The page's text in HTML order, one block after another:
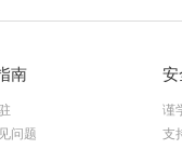
南
问题
安
谨
支